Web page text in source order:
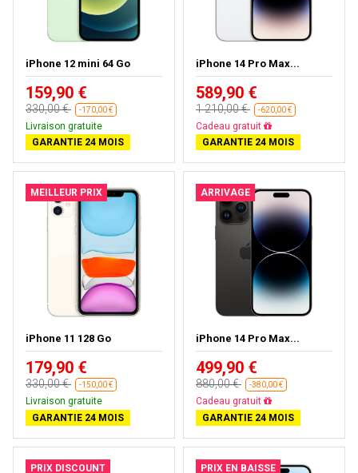
iPhone 12 mini 64 Go
159,90 €
330,00 € -170,00 €
Livraison gratuite
GARANTIE 24 MOIS
iPhone 14 Pro Max...
589,90 €
1 210,00 € -620,00 €
Livraison gratuite
GARANTIE 24 MOIS
MEILLEUR PRIX
iPhone 11 128 Go
179,90 €
330,00 € -150,00 €
Livraison gratuite
GARANTIE 24 MOIS
ARRIVAGE
iPhone 14 Pro Max...
499,90 €
880,00 € -380,00 €
Livraison gratuite
GARANTIE 24 MOIS
PRIX DISCOUNT PRIX EN BAISSE